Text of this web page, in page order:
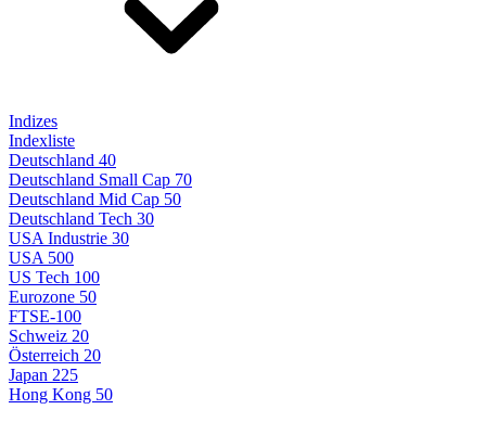
Indizes
Indexliste
Deutschland 40
Deutschland Small Cap 70
Deutschland Mid Cap 50
Deutschland Tech 30
USA Industrie 30
USA 500
US Tech 100
Eurozone 50
FTSE-100
Schweiz 20
Österreich 20
Japan 225
Hong Kong 50